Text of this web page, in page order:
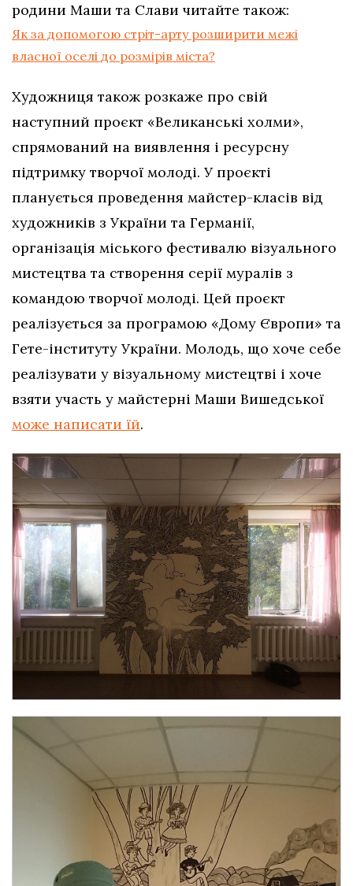
родини Маши та Слави читайте також:
Як за допомогою стріт-арту розширити межі
власної оселі до розмірів міста?
Художниця також розкаже про свій
наступний проєкт «Великанські холми»,
спрямований на виявлення і ресурсну
підтримку творчої молоді. У проєкті
планується проведення майстер-класів від
художників з України та Германії,
організація міського фестивалю візуального
мистецтва та створення серії муралів з
командою творчої молоді. Цей проєкт
реалізується за програмою «Дому Європи» та
Гете-інституту України. Молодь, що хоче себе
реалізувати у візуальному мистецтві і хоче
взяти участь у майстерні Маши Вишедської
може написати їй.